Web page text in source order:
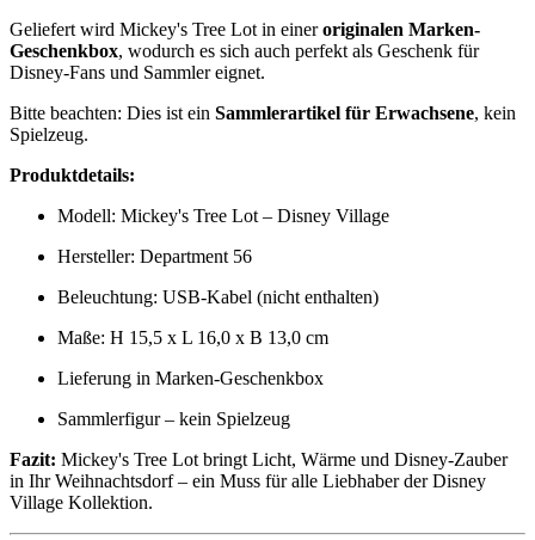
Geliefert wird Mickey's Tree Lot in eineroriginalen Marken-
Geschenkbox, wodurch es sich auch perfekt als Geschenk für
Disney-Fans und Sammler eignet.
Bitte beachten: Dies ist ein Sammlerartikel für Erwachsene, kein
Spielzeug.
Produktdetails:
Modell: Mickey's Tree Lot – Disney Village
Hersteller: Department 56
Beleuchtung: USB-Kabel (nicht enthalten)
Maße: H 15,5 x L 16,0 x B 13,0 cm
Lieferung in Marken-Geschenkbox
Sammlerfigur – kein Spielzeug
Fazit: Mickey's Tree Lot bringt Licht, Wärme und Disney-Zauber
in Ihr Weihnachtsdorf – ein Muss für alle Liebhaber der Disney
Village Kollektion.